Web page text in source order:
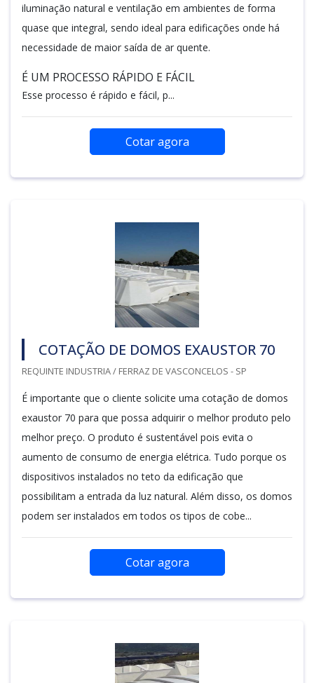
iluminação natural e ventilação em ambientes de forma
quase que integral, sendo ideal para edificações onde há
necessidade de maior saída de ar quente.
É UM PROCESSO RÁPIDO E FÁCIL
Esse processo é rápido e fácil, p...
Cotar agora
COTAÇÃO DE DOMOS EXAUSTOR 70
REQUINTE INDUSTRIA / FERRAZ DE VASCONCELOS - SP
É importante que o cliente solicite uma cotação de domos
exaustor 70 para que possa adquirir o melhor produto pelo
melhor preço. O produto é sustentável pois evita o
aumento de consumo de energia elétrica. Tudo porque os
dispositivos instalados no teto da edificação que
possibilitam a entrada da luz natural. Além disso, os domos
podem ser instalados em todos os tipos de cobe...
Cotar agora